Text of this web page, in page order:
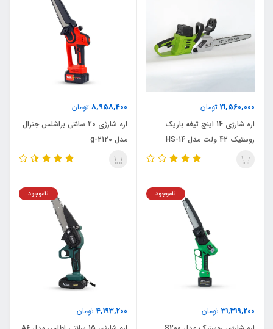
21,560,000 تومان
اره شارژی 14 اینچ تیغه باریک
روستیک 42 ولت مدل HS-14
8,958,400 تومان
اره شارژی 20 سانتی براشلس جنرال
مدل g-2120
31,319,200 تومان
ناموجود
4,193,200تومان
ناموجود